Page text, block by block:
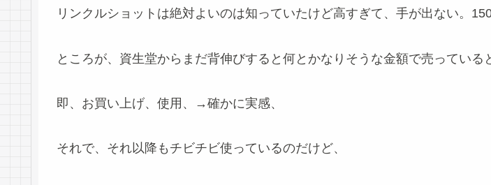
リンクルショットは絶対よいのは知っていたけど高すぎて、手が出ない。
ところが、資生堂からまだ背伸びすると何とかなりそうな金額で売っている
即、お買い上げ、使用、→確かに実感、
それで、それ以降もチビチビ使っているのだけど、